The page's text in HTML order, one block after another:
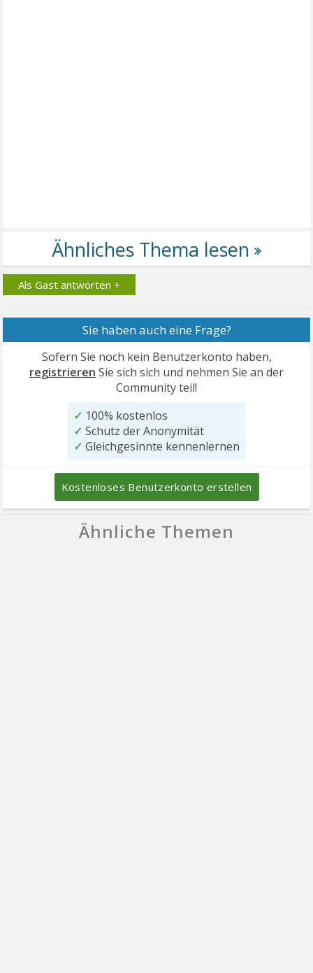
Als Gast antworten +
Sie haben auch eine Frage?
Sofern Sie noch kein Benutzerkonto haben,
registrieren Sie sich sich und nehmen Sie an der
Community teil!
✓ 100% kostenlos
✓ Schutz der Anonymität
✓ Gleichgesinnte kennenlernen
Kostenloses Benutzerkonto erstellen
Ähnliche Themen